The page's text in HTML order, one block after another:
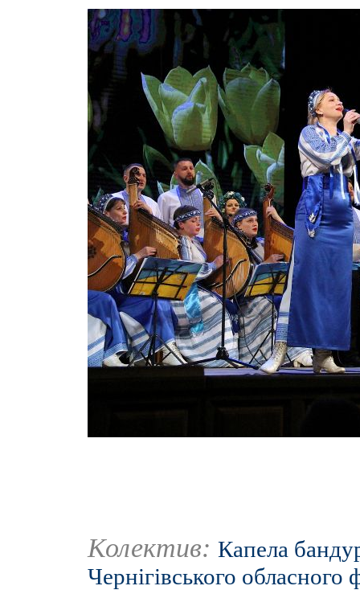
Колектив: Капела
Чернігівського